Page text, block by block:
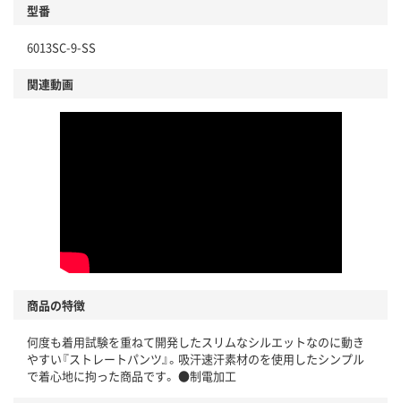
型番
6013SC-9-SS
関連動画
商品の特徴
何度も着用試験を重ねて開発したスリムなシルエットなのに動き
やすい『ストレートパンツ』。吸汗速汗素材のを使用したシンプル
で着心地に拘った商品です。 ●制電加工